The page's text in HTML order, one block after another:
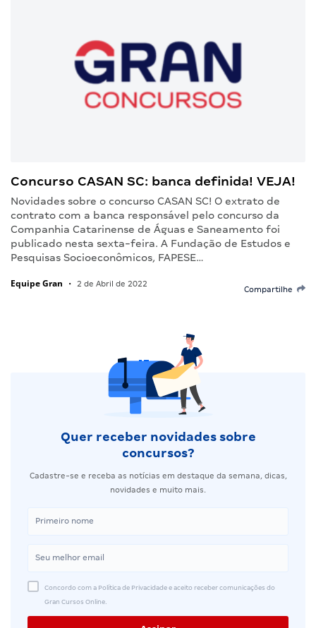
Concurso CASAN SC: banca definida! VEJA!
Novidades sobre o concurso CASAN SC! O extrato de
contrato com a banca responsável pelo concurso da
Companhia Catarinense de Águas e Saneamento foi
publicado nesta sexta-feira. A Fundação de Estudos e
Pesquisas Socioeconômicos, FAPESE…
Equipe Gran • 2 de Abril de 2022
Compartilhe
Quer receber novidades sobre
concursos?
Cadastre-se e receba as notícias em destaque da semana, dicas,
novidades e muito mais.
Concordo com a Política de Privacidade e aceito receber comunicações do
Gran Cursos Online.